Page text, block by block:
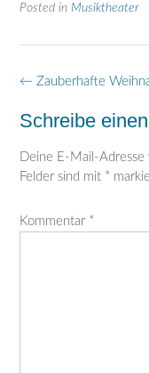
Posted in Musiktheater
Post
← Zauberhafte
Schreibe
Deine E-Mail-
Felder sind mit *
Kommentar *